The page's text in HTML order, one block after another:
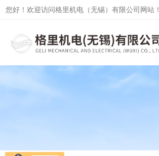
您好！欢迎访问格里机电（无锡）有限公司网站！